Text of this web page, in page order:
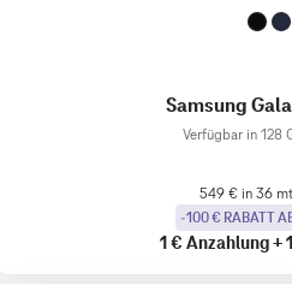
Samsung
Verfügbar in 128
549 € in 36
-100 € RABATT
1 € Anzahlung+